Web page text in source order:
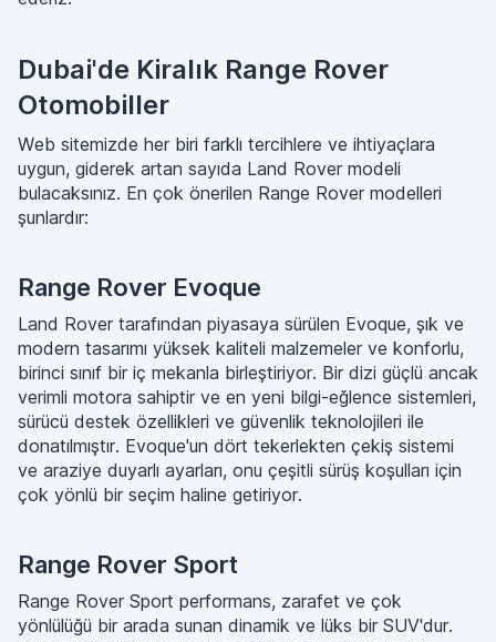
Dubai'de Kiralık Range Rover
Otomobiller
Web sitemizde her biri farklı tercihlere ve ihtiyaçlara
uygun, giderek artan sayıda Land Rover modeli
bulacaksınız. En çok önerilen Range Rover modelleri
şunlardır:
Range Rover Evoque
Land Rover tarafından piyasaya sürülen Evoque, şık ve
modern tasarımı yüksek kaliteli malzemeler ve konforlu,
birinci sınıf bir iç mekanla birleştiriyor. Bir dizi güçlü ancak
verimli motora sahiptir ve en yeni bilgi-eğlence sistemleri,
sürücü destek özellikleri ve güvenlik teknolojileri ile
donatılmıştır. Evoque'un dört tekerlekten çekiş sistemi
ve araziye duyarlı ayarları, onu çeşitli sürüş koşulları için
çok yönlü bir seçim haline getiriyor.
Range Rover Sport
Range Rover Sport performans, zarafet ve çok
yönlülüğü bir arada sunan dinamik ve lüks bir SUV'dur.